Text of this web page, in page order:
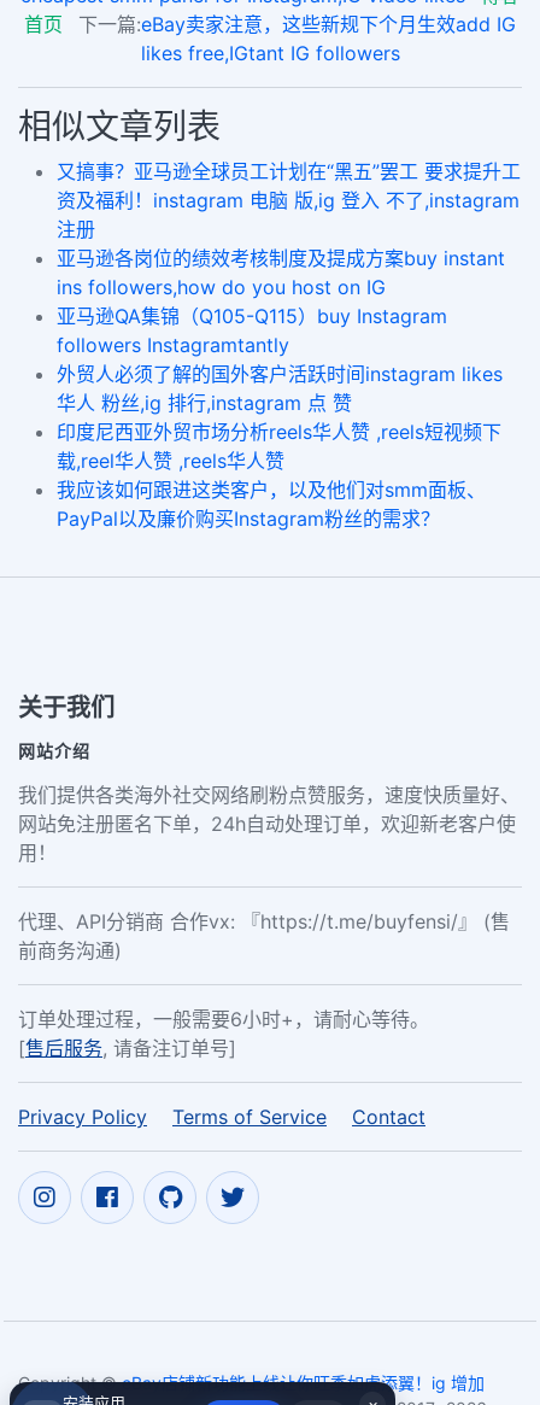
首页
下一篇:eBay卖家注意，这些新规下个月生效add IG
likes free,IGtant IG followers
相似文章列表
又搞事？亚马逊全球员工计划在“黑五”罢工 要求提升工
资及福利！instagram 电脑 版,ig 登入 不了,instagram
注册
亚马逊各岗位的绩效考核制度及提成方案buy instant
ins followers,how do you host on IG
亚马逊QA集锦（Q105-Q115）buy Instagram
followers Instagramtantly
外贸人必须了解的国外客户活跃时间instagram likes
华人 粉丝,ig 排行,instagram 点 赞
印度尼西亚外贸市场分析reels华人赞 ,reels短视频下
载,reel华人赞 ,reels华人赞
我应该如何跟进这类客户，以及他们对smm面板、
PayPal以及廉价购买Instagram粉丝的需求？
关于我们
网站介绍
我们提供各类海外社交网络刷粉点赞服务，速度快质量好、
网站免注册匿名下单，24h自动处理订单，欢迎新老客户使
用！
代理、API分销商 合作vx: 『https://t.me/buyfensi/』 (售
前商务沟通)
订单处理过程，一般需要6小时+，请耐心等待。
[售后服务, 请备注订单号]
Privacy Policy Terms of Service Contact
Copyright ©eBay店铺新功能上线让你旺季如虎添翼！ig 增加